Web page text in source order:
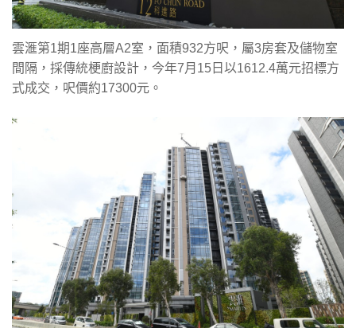
雲滙第1期1座高層A2室，面積932方呎，屬3房套及儲物室
間隔，採傳統梗廚設計，今年7月15日以1612.4萬元招標方
式成交，呎價約17300元。